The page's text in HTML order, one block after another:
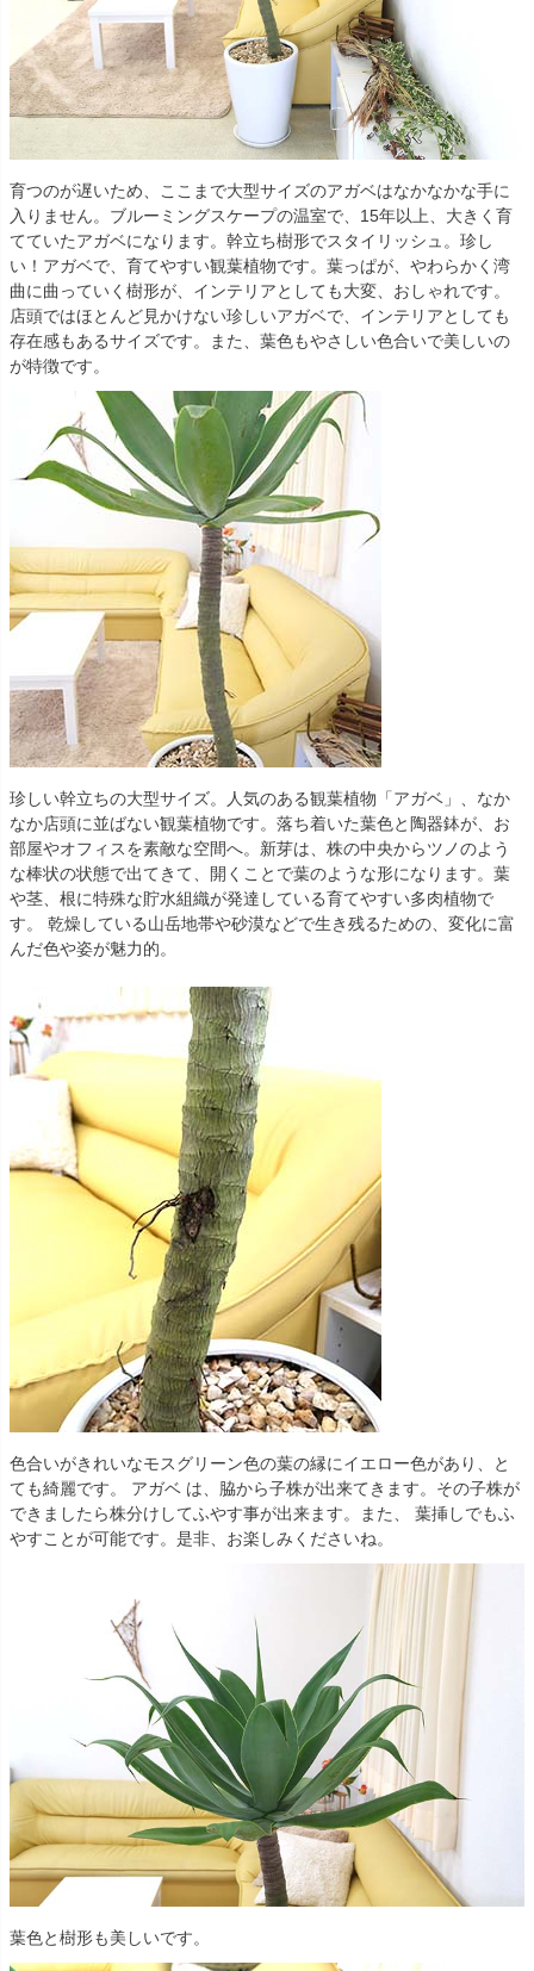
育つのが遅いため、ここまで大型サイズのアガベはなかなかな手に
入りません。ブルーミングスケープの温室で、15年以上、大きく育
てていたアガベになります。幹立ち樹形でスタイリッシュ。珍し
い！アガベで、育てやすい観葉植物です。葉っぱが、やわらかく湾
曲に曲っていく樹形が、インテリアとしても大変、おしゃれです。
店頭ではほとんど見かけない珍しいアガベで、インテリアとしても
存在感もあるサイズです。また、葉色もやさしい色合いで美しいの
が特徴です。
珍しい幹立ちの大型サイズ。人気のある観葉植物「アガベ」、なか
なか店頭に並ばない観葉植物です。落ち着いた葉色と陶器鉢が、お
部屋やオフィスを素敵な空間へ。新芽は、株の中央からツノのよう
な棒状の状態で出てきて、開くことで葉のような形になります。葉
や茎、根に特殊な貯水組織が発達している育てやすい多肉植物で
す。 乾燥している山岳地帯や砂漠などで生き残るための、変化に富
んだ色や姿が魅力的。
色合いがきれいなモスグリーン色の葉の縁にイエロー色があり、と
ても綺麗です。 アガベ は、脇から子株が出来てきます。その子株が
できましたら株分けしてふやす事が出来ます。また、 葉挿しでもふ
やすことが可能です。是非、お楽しみくださいね。
葉色と樹形も美しいです。